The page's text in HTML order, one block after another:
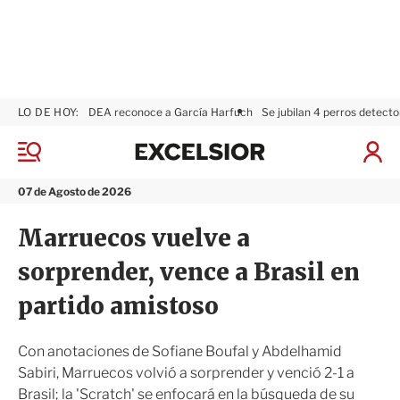
M
n
07 de Agosto de 2026
LO DE HOY: DEA reconoce a García Harfuch Se jubilan 4 perros
I
x
o
r
Marruecos vuelve a
sorprender, vence a Brasil en
partido amistoso
Con anotaciones de Sofiane Boufal y Abdelhamid
Sabiri, Marruecos volvió a sorprender y venció 2-1 a
Brasil; la 'Scratch' se enfocará en la búsqueda de su